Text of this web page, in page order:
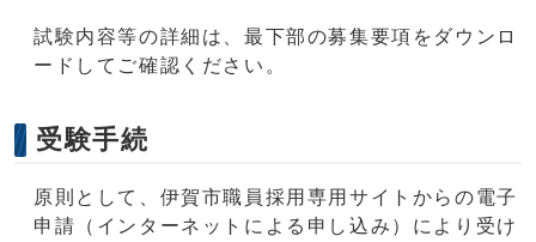
試験内容等の詳細は、最下部の募集要項をダウンロ
ードしてご確認ください。
受験手続
原則として、伊賀市職員採用専用サイトからの電子
申請（インターネットによる申し込み）により受け